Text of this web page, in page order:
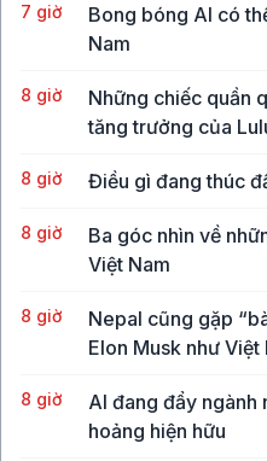
7 giờ
Bong bóng AI có
Nam
8 giờ
Những chiếc quần
tăng trưởng của
8 giờ Điều gì đang thúc
8 giờ
Ba góc nhìn về
Việt Nam
8 giờ
Nepal cũng gặp
Elon Musk như Việt
8 giờ
AI đang đẩy ngành
hoảng hiện hữu